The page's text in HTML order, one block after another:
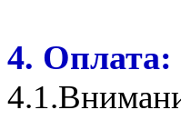
4. Оплата: